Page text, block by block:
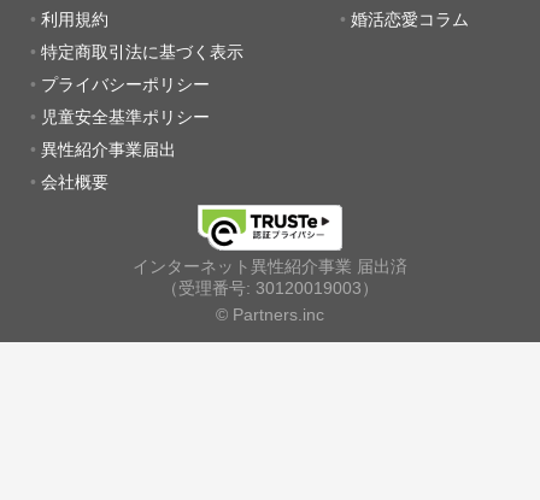
利用規約
特定商取引法に基づく表示
プライバシーポリシー
児童安全基準ポリシー
異性紹介事業届出
会社概要
婚活恋愛コラム
インターネット異性紹介事業 届出済
（受理番号: 30120019003）
© Partners.inc